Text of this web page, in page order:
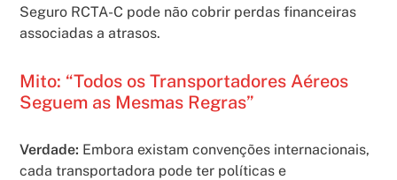
Seguro RCTA-C pode não cobrir perdas financeiras
associadas a atrasos.
Mito: “Todos os Transportadores Aéreos
Seguem as Mesmas Regras”
Verdade: Embora existam convenções internacionais,
cada transportadora pode ter políticas e